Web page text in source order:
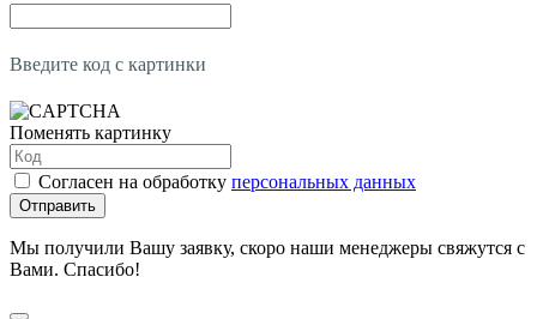
Введите код с картинки
Поменять картинку
Согласен на обработку персональных данных
Отправить
Мы получили Вашу заявку, скоро наши менеджеры свяжутся с
Вами. Спасибо!